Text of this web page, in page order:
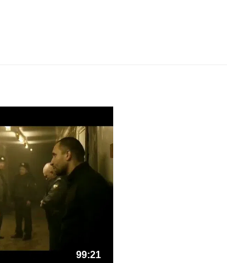
99:21